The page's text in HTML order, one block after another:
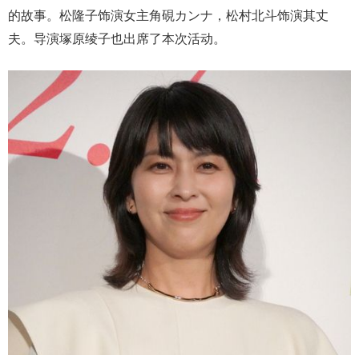
的故事。松隆子饰演女主角硯カンナ，松村北斗饰演其丈
夫。导演塚原绫子也出席了本次活动。